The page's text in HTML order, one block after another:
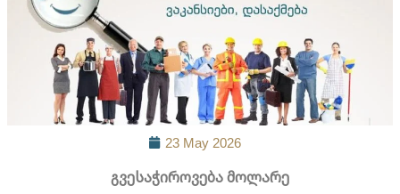
23 May 2026
გვესაჭიროვება მოლარე